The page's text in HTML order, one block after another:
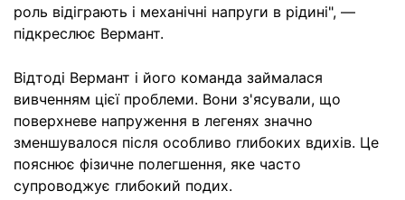
роль відіграють і механічні напруги в рідині", —
підкреслює Вермант.
Відтоді Вермант і його команда займалася
вивченням цієї проблеми. Вони з'ясували, що
поверхневе напруження в легенях значно
зменшувалося після особливо глибоких вдихів. Це
пояснює фізичне полегшення, яке часто
супроводжує глибокий подих.